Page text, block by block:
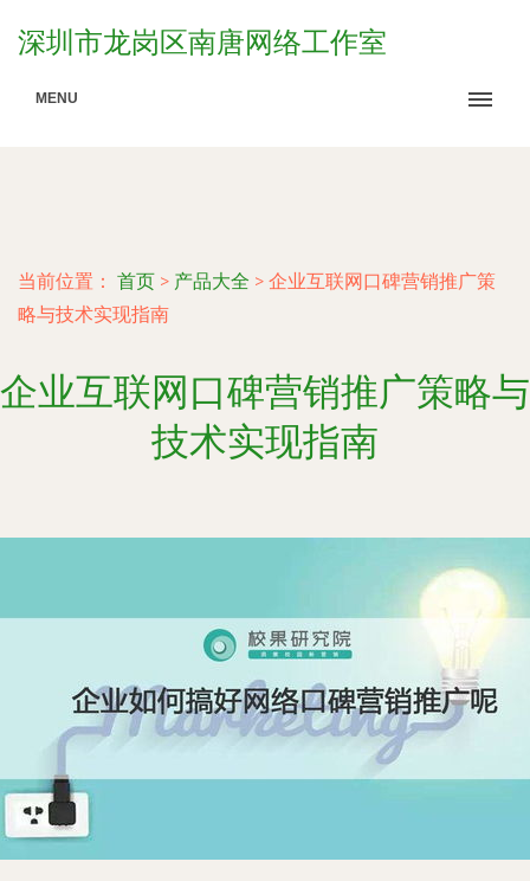
深圳市龙岗区南唐网络工作室
MENU
当前位置： 首页 > 产品大全 > 企业互联网口碑营销推广策
略与技术实现指南
企业互联网口碑营销推广策略与
技术实现指南